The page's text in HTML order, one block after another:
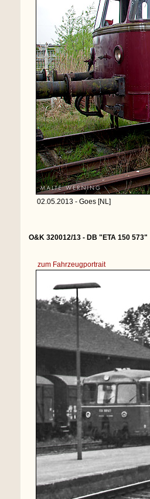
02.05.2013 - Goes [NL]
O&K 320012/13 - DB "ETA 150 573"
zum Fahrzeugportrait